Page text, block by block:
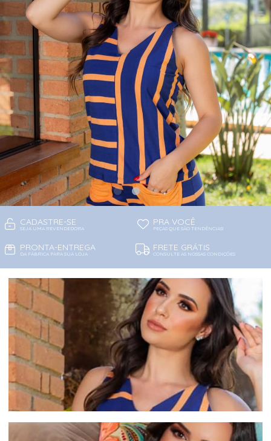
CADASTRE-SE
SEJA UMA REVENDEDORA
PRA VOCÊ
PEÇAS QUE SÃO TENDÊNCIAS!
PRONTA-ENTREGA
DA FÁBRICA PARA SUA LOJA
FRETE GRÁTIS
CONSULTE AS NOSSAS CONDIÇÕES